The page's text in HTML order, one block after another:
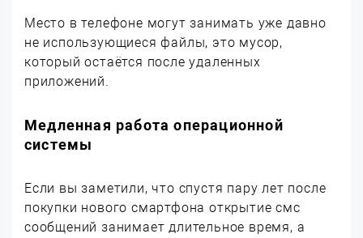
Место в телефоне могут занимать уже давно
не использующиеся файлы, это мусор,
который остаётся после удаленных
приложений.
Медленная работа операционной
системы
Если вы заметили, что спустя пару лет после
покупки нового смартфона открытие смс
сообщений занимает длительное время, а